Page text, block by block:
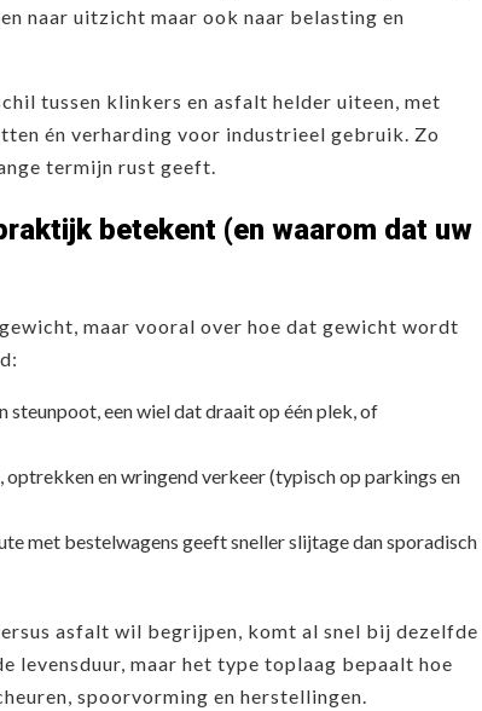
naar uitzicht maar ook naar belasting en
tussen klinkers en asfalt helder uiteen, met
én verharding voor industrieel gebruik. Zo
termijn rust geeft.
betekent (en waarom dat uw
maar vooral over hoe dat gewicht wordt
een wiel dat draait op één plek, of
optrekken en wringend verkeer (typisch op parkings en
met bestelwagens geeft sneller slijtage dan sporadisch
asfalt wil begrijpen, komt al snel bij dezelfde
levensduur, maar het type toplaag bepaalt hoe
spoorvorming en herstellingen.